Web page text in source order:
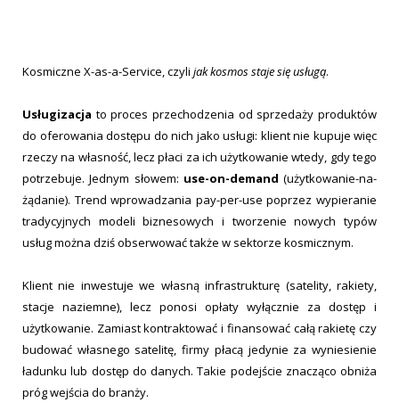
Kosmiczne X-as-a-Service, czyli jak kosmos staje się usługą.
Usługizacja to proces przechodzenia od sprzedaży produktów
do oferowania dostępu do nich jako usługi: klient nie kupuje więc
rzeczy na własność, lecz płaci za ich użytkowanie wtedy, gdy tego
potrzebuje. Jednym słowem: use-on-demand (użytkowanie-na-
żądanie). Trend wprowadzania pay-per-use poprzez wypieranie
tradycyjnych modeli biznesowych i tworzenie nowych typów
usług można dziś obserwować także w sektorze kosmicznym.
Klient nie inwestuje we własną infrastrukturę (satelity, rakiety,
stacje naziemne), lecz ponosi opłaty wyłącznie za dostęp i
użytkowanie. Zamiast kontraktować i finansować całą rakietę czy
budować własnego satelitę, firmy płacą jedynie za wyniesienie
ładunku lub dostęp do danych. Takie podejście znacząco obniża
próg wejścia do branży.